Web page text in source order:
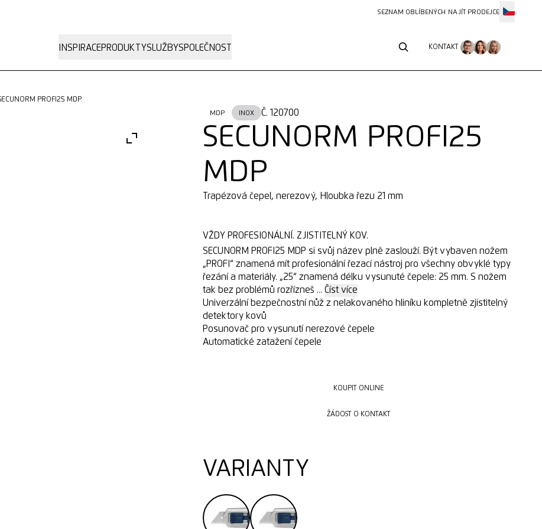
SEZNAM OBLÍBENÝCH NAJÍT PRODEJCE
INSPIRACEPRODUKTYSLUŽBYSPOLEČNOST KONTAKT
SECUNORM PROFI25 MDP
MDP INOX Č. 120700
SECUNORM PROFI25
MDP
Trapézová čepel, nerezový, Hloubka řezu 21 mm
VŽDY PROFESIONÁLNÍ. ZJISTITELNÝ KOV.
SECUNORM PROFI25 MDP si svůj název plně zaslouží. Být vybaven nožem
„PROFI“ znamená mít profesionální řezací nástroj pro všechny obvyklé typy
řezání a materiály. „25“ znamená délku vysunuté čepele: 25 mm. S nožem
tak bez problémů rozřízneš ...Číst více
Univerzální bezpečnostní nůž z nelakovaného hliníku kompletně zjistitelný
detektory kovů
Posunovač pro vysunutí nerezové čepele
Automatické zatažení čepele
KOUPIT ONLINE
ŽÁDOST O KONTAKT
VARIANTY